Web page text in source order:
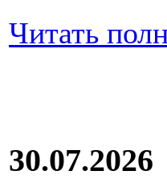
Читать
30.07.2026